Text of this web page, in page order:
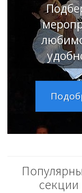
секции